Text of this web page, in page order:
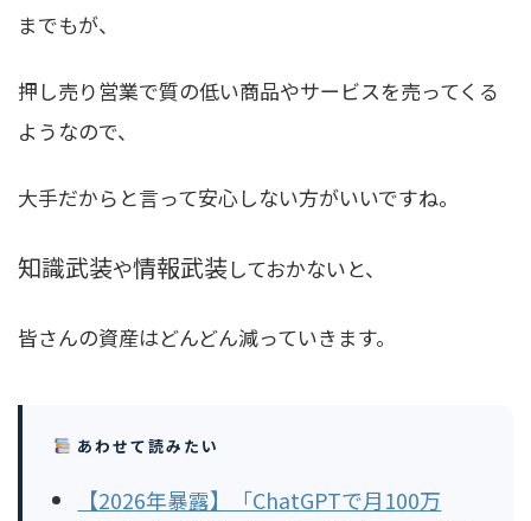
までもが、
押し売り営業で質の低い商品やサービスを売ってくる
ようなので、
大手だからと言って安心しない方がいいですね。
知識武装や情報武装しておかないと、
皆さんの資産はどんどん減っていきます。
あわせて読みたい
【2026年暴露】「ChatGPTで月100万